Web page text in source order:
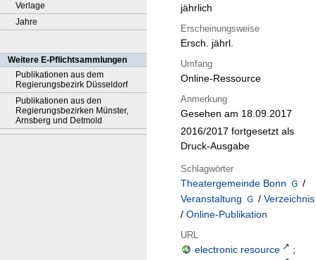
Verlage
Jahre
Weitere E-Pflichtsammlungen
Publikationen aus dem
Regierungsbezirk Düsseldorf
Publikationen aus den
Regierungsbezirken Münster,
Arnsberg und Detmold
jährlich
Erscheinungsweise
Ersch. jährl.
Umfang
Online-Ressource
Anmerkung
Gesehen am 18.09.2017
2016/2017 fortgesetzt als
Druck-Ausgabe
Schlagwörter
Theatergemeinde Bonn
/
Veranstaltung
/ Verzeichnis
/ Online-Publikation
URL
electronic resource
;